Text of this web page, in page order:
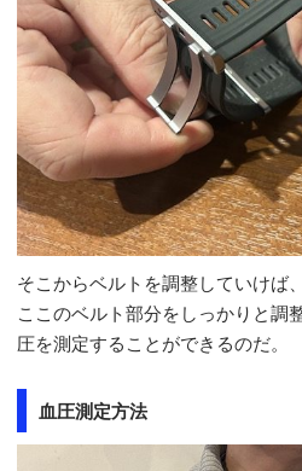
そこからベルトを調整していけば
ここのベルト部分をしっかりと調
圧を測定することができるのだ。
血圧測定方法